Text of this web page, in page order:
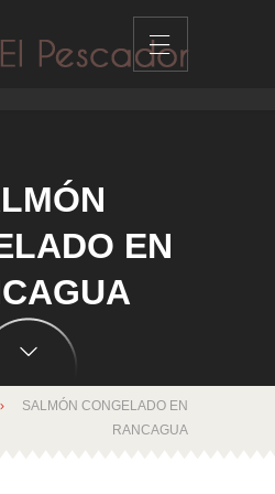
EN
SALMÓN CONGELADO EN
RANCAGUA